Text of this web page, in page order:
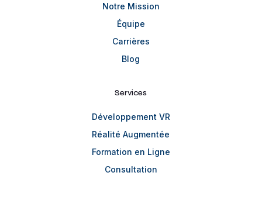
Notre Mission
Équipe
Carrières
Blog
Services
Développement VR
Réalité Augmentée
Formation en Ligne
Consultation